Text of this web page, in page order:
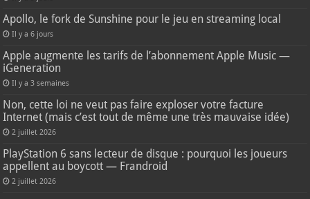
Apollo, le fork de Sunshine pour le jeu en streaming local
Il y a 6 jours
Apple augmente les tarifs de l’abonnement Apple Music —
iGeneration
Il y a 3 semaines
Non, cette loi ne veut pas faire exploser votre facture
Internet (mais c’est tout de même une très mauvaise idée)
2 juillet 2026
PlayStation 6 sans lecteur de disque : pourquoi les joueurs
appellent au boycott — Frandroid
2 juillet 2026